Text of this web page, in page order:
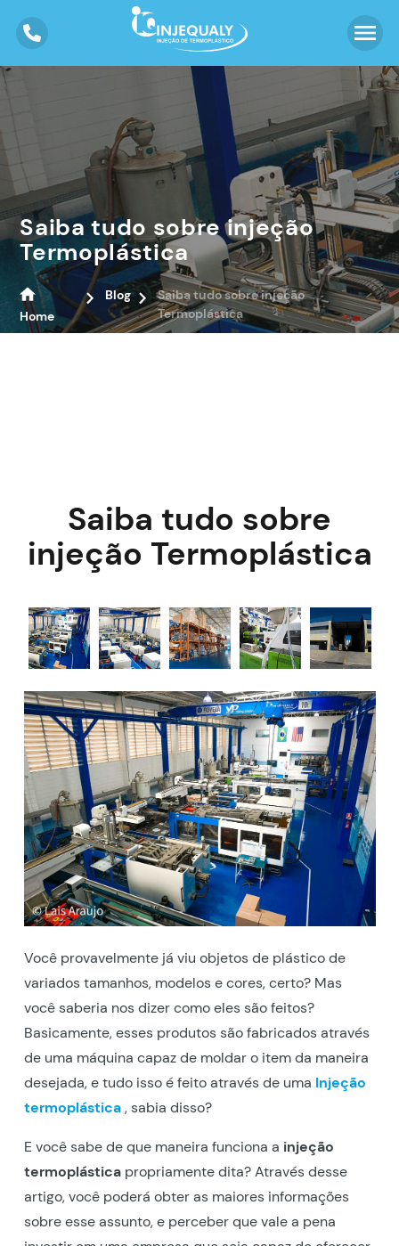
Saiba tudo sobre injeção
Termoplástica
Home
Blog
Saiba tudo sobre injeção
Termoplástica
Saiba tudo sobre
injeção Termoplástica
Você provavelmente já viu objetos de plástico de
variados tamanhos, modelos e cores, certo? Mas
você saberia nos dizer como eles são feitos?
Basicamente, esses produtos são fabricados através
de uma máquina capaz de moldar o item da maneira
desejada, e tudo isso é feito através de uma Injeção
termoplástica, sabia disso?
E você sabe de que maneira funciona a injeção
termoplásticapropriamente dita? Através desse
artigo, você poderá obter as maiores informações
sobre esse assunto, e perceber que vale a pena